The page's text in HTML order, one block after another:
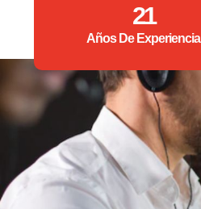
21
Años De Experiencia